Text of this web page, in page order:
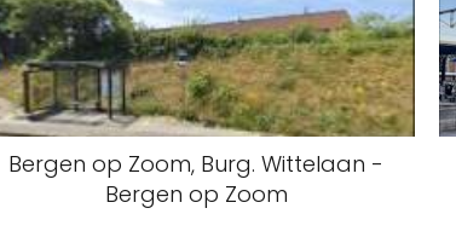
Bergen op Zoom, Burg. Wittelaan -
Bergen op Zoom